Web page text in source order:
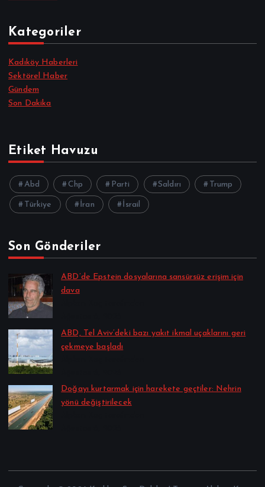
Kategoriler
Kadıköy Haberleri
Sektörel Haber
Gündem
Son Dakika
Etiket Havuzu
Abd Chp Parti Saldırı Trump
Türkiye İran İsrail
Son Gönderiler
ABD’de Epstein dosyalarına sansürsüz erişim için
dava
ABD, Tel Aviv’deki bazı yakıt ikmal uçaklarını geri
çekmeye başladı
Doğayı kurtarmak için harekete geçtiler: Nehrin
yönü değiştirilecek